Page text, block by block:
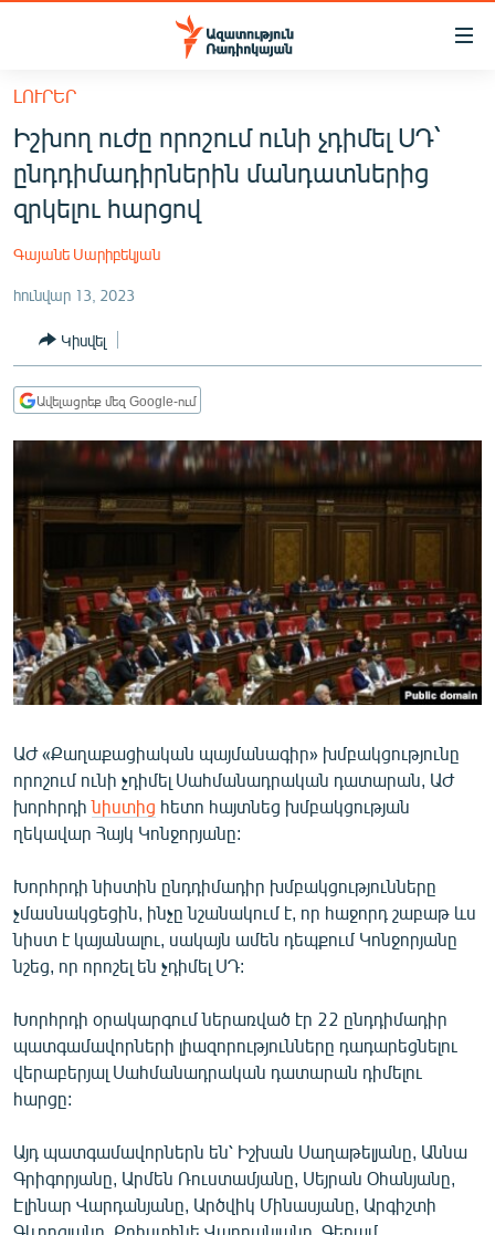
Մատչելիության
հիմնական
բովանդակությանը
Անցնել
հիմնական
մենյուին
ՀԱՅԱՍՏԱՆ
ՔԱՂԱՔԱԿԱՆ
ՏՆՏԵՍՈՒԹՅՈՒՆ
ՂԱՐԱԲԱՂ
ՏԱՐԱԾԱՇՐՋԱՆ
ՄԻՋԱԶԳԱՅԻՆ
ՍՊՈՐՏ
ՄԵԿՆԱԲԱՆՈՒԹՅՈՒՆ
ՏՏ ԵՒ ԻՆՏԵՐՆԵՏ
ԱՐԽԻՎ
ՏԵՍԱՆՅՈՒԹԵՐ
ԲԱՆԱՎԵՃ
ՓՈԴՔԱՍԹ
Հայերեն
English
Русский
ՀԵՏԵՎԵՔ ՄԵԶ
ԼՈՒՐԵՐ
Իշխող ուժը որոշում ունի չդիմել ՍԴ՝
ընդդիմադիրներին մանդատներից
զրկելու հարցով
Գայանե Սարիբեկյան
հունվար 13, 2023
Կիսվել
Ավելացրեք մեզ Google-ում
ԱԺ «Քաղաքացիական պայմանագիր» խմբակցությունը
որոշում ունի չդիմել Սահմանադրական դատարան, ԱԺ
խորհրդինիստից հետո հայտնեց խմբակցության
ղեկավար Հայկ Կոնջորյանը:
Խորհրդի նիստին ընդդիմադիր խմբակցությունները
չմասնակցեցին, ինչը նշանակում է, որ հաջորդ շաբաթ ևս
նիստ է կայանալու, սակայն ամեն դեպքում Կոնջորյանը
նշեց, որ որոշել են չդիմել ՍԴ:
Խորհրդի օրակարգում ներառված էր 22 ընդդիմադիր
պատգամավորների լիազորությունները դադարեցնելու
վերաբերյալ Սահմանադրական դատարան դիմելու
հարցը:
Այդ պատգամավորներն են՝ Իշխան Սաղաթելյանը, Աննա
Գրիգորյանը, Արմեն Ռուստամյանը, Սեյրան Օհանյանը,
Էլինար Վարդանյանը, Արծվիկ Մինասյանը, Արգիշտի
Գևորգյանը, Քրիստինե Վարդանյանը, Գեղամ